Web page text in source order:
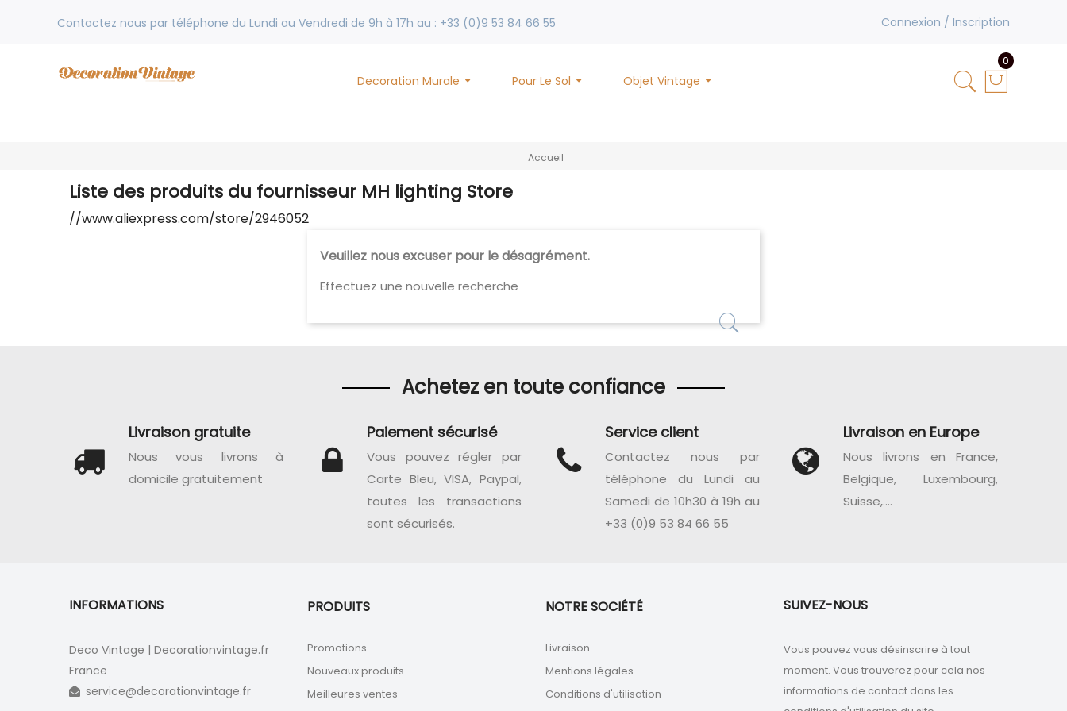
Contactez nous par téléphone du Lundi au Vendredi de 9h à 17h au : +33 (0)9 53 84 66 55 Connexion / Inscription
Decoration Murale Pour Le Sol Objet Vintage
0
Accueil
Liste des produits du fournisseur MH lighting Store
//www.aliexpress.com/store/2946052
Veuillez nous excuser pour le désagrément.
Effectuez une nouvelle recherche
Achetez en toute confiance
Livraison gratuite
Nous vous livrons à
domicile gratuitement
Paiement sécurisé
Vous pouvez régler par
Carte Bleu, VISA, Paypal,
toutes les transactions
sont sécurisés.
Service client
Contactez nous par
téléphone du Lundi au
Samedi de 10h30 à 19h au
+33 (0)9 53 84 66 55
Livraison en Europe
Nous livrons en France,
Belgique, Luxembourg,
Suisse,....
INFORMATIONS
Deco Vintage | Decorationvintage.fr
France
service@decorationvintage.fr
PRODUITS
Promotions
Nouveaux produits
Meilleures ventes
NOTRE SOCIÉTÉ
Livraison
Mentions légales
Conditions d'utilisation
SUIVEZ-NOUS
Vous pouvez vous désinscrire à tout
moment. Vous trouverez pour cela nos
informations de contact dans les